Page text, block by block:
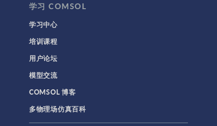
学习 COMSOL
学习中心
培训课程
用户论坛
模型交流
COMSOL 博客
多物理场仿真百科